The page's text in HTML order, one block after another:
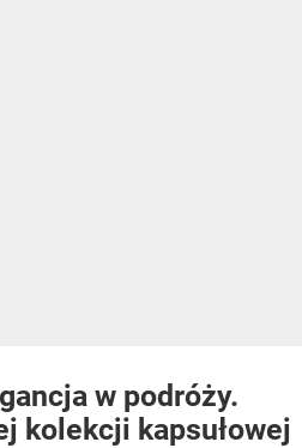
w podróży.
kolekcji kapsułowej